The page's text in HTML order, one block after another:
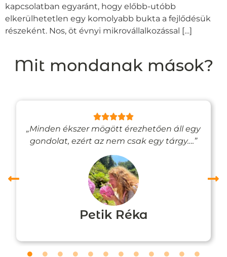
kapcsolatban egyaránt, hogy előbb-utóbb
elkerülhetetlen egy komolyabb bukta a fejlődésük
részeként. Nos, öt évnyi mikrovállalkozással […]
Mit mondanak mások?
„Minden ékszer mögött érezhetően áll egy
gondolat, ezért az nem csak egy tárgy….”
Petik Réka